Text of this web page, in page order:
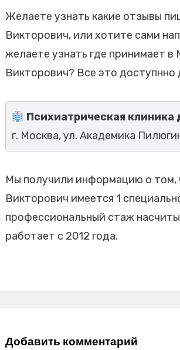
Желаете узнать какие отзывы
Викторович, или хотите сами
желаете узнать где принимает
Викторович? Все это доступнно
Психиатрическая
г. Москва, ул. Академика
Мы получили информацию о том,
Викторович имеется 1
профессиональный стаж
работает с 2012 года.
Добавить комментарий